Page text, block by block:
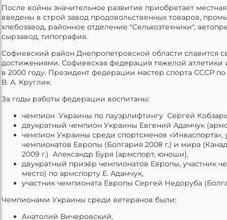
После войны значительное развитие приобретает
введены в строй завод продовольственных товаров,
хлебозавод, районное отделение "Сельхозтехники",
сырзавод, типография.
Софиевский район Днепропетровской области славится
достижениями. Софиевская федерация тяжелой атлетики
в 2000 году. Президент федерации мастер спорта СССР
В. А. Круглик.
За годы работы федерации воспитаны:
чемпион Украины по пауэрлифтингу Сергей
двукратный чемпион Украины Евгений Адамчук
чемпион Украины среди спортсменов «Инваспорта»,
чемпионатов Европы (Болгария 2008 г.) и мира
2009 г.) Александр Буря (армспорт, юноши),
двукратный призёр чемпионатов Европы, участник
место) по армспорту Е. Адамчук,
участник чемпионата Европы Сергей Недоруба
Чемпионами Украины среди ветеранов были:
Анатолий Вичеровский,